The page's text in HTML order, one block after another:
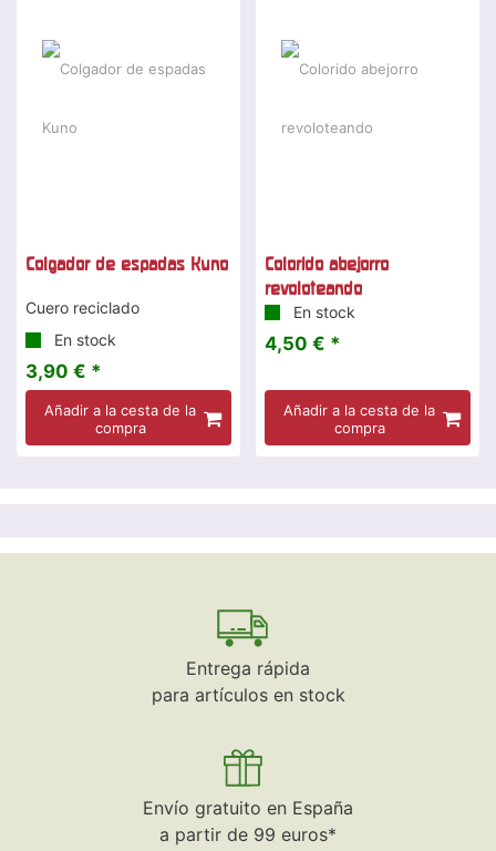
Colgador de espadas Kuno
Cuero reciclado
En stock
3,90 € *
Añadir a la cesta de la
compra
Colorido abejorro
revoloteando
En stock
4,50 € *
Añadir a la cesta de la
compra
Entrega rápida
para artículos en stock
Envío gratuito en España
a partir de 99 euros*